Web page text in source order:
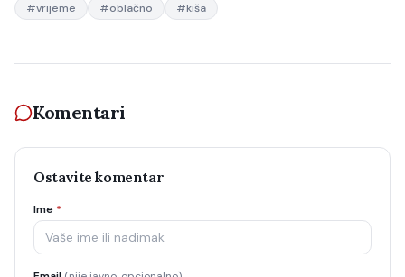
#vrijeme #oblačno #kiša
Komentari
Ostavite komentar
Ime *